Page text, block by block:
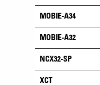
MOBIE-A34
MOBIE-A32
NCX32-SP
XCT